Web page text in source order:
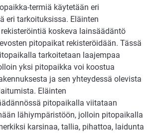
termiä käytetään eri
eri tarkoituksissa. Eläinten
koskeva lainsäädäntö
pitopaikat rekisteröidään. Tässä
tarkoitetaan laajem­paa
yksi pitopaikka voi koostua
ja sen yhteydessä olevista
Eläinten
pitopaikalla viitataan
lähiympäristöön, jolloin pitopaikalla
karsinaa, tallia, pihattoa, laidunta